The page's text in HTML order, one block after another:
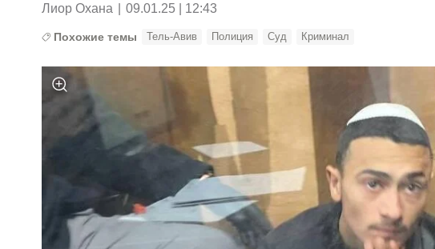
Лиор Охана 09.01.25 | 12:43
Похожие темы Тель-Авив Полиция Суд Криминал